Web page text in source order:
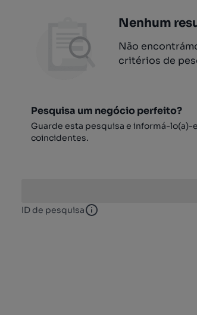
Nenhum
Não
critérios de
Pesquisa um negócio perfeito?
Guarde esta pesquisa e informá-
coincidentes.
ID de pesquisa ID de pesquisa